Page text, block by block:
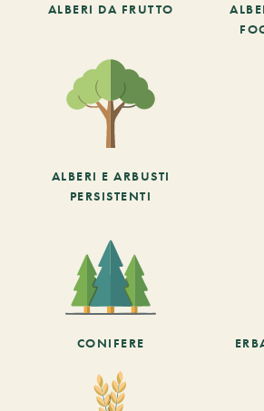
ALBERI DA FRUTTO
ALBERI E ARBUSTI
PERSISTENTI
CONIFERE